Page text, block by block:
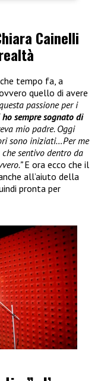
Cainelli
tempo fa, a
quello di avere
passione per i
ho sempre sognato di
mio padre. Oggi
sono iniziati…Per me
sentivo dentro da
E ora ecco che il
all’aiuto della
pronta per